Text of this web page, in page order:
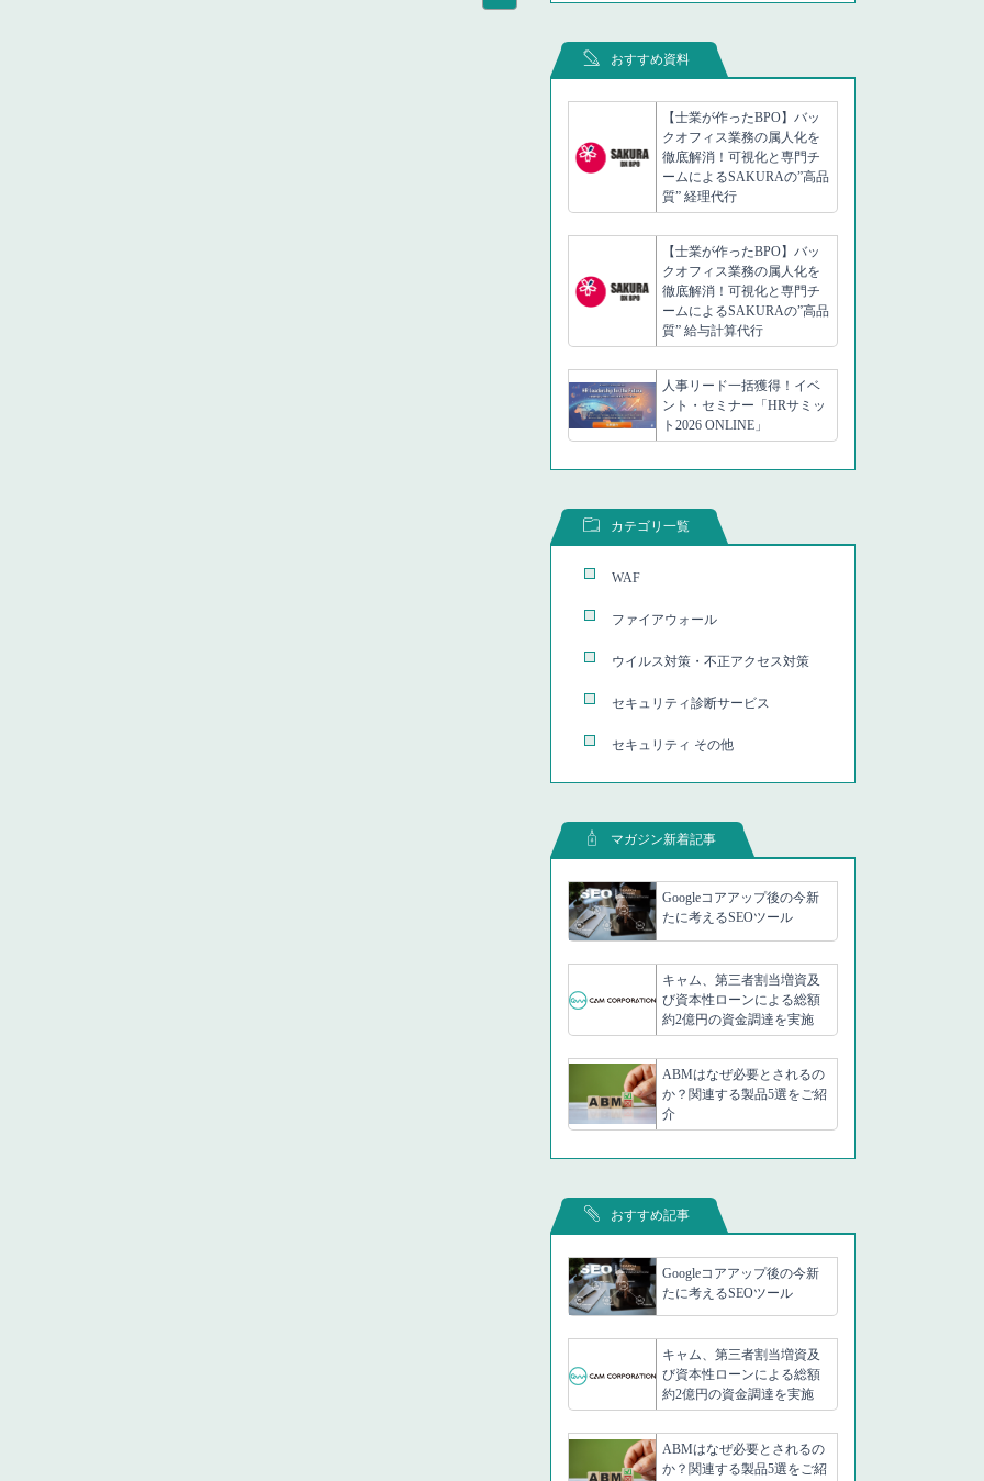
おすすめ資料
【士業が作ったBPO】バッ
クオフィス業務の属人化を
徹底解消！可視化と専門チ
ームによるSAKURAの”高品
質” 経理代行
【士業が作ったBPO】バッ
クオフィス業務の属人化を
徹底解消！可視化と専門チ
ームによるSAKURAの”高品
質” 給与計算代行
人事リード一括獲得！イベ
ント・セミナー「HRサミッ
ト2026 ONLINE」
カテゴリ一覧
WAF
ファイアウォール
ウイルス対策・不正アクセス対策
セキュリティ診断サービス
セキュリティ その他
マガジン新着記事
Googleコアアップ後の今新
たに考えるSEOツール
キャム、第三者割当増資及
び資本性ローンによる総額
約2億円の資金調達を実施
ABMはなぜ必要とされるの
か？関連する製品5選をご紹
介
おすすめ記事
Googleコアアップ後の今新
たに考えるSEOツール
キャム、第三者割当増資及
び資本性ローンによる総額
約2億円の資金調達を実施
ABMはなぜ必要とされるの
か？関連する製品5選をご紹